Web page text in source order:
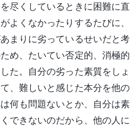
尽くしているときに困難に直
よくなかったりするたびに、
まりに劣っているせいだと考
め、たいてい否定的、消極的
た。自分の劣った素質をしょ
、難しいと感じた本分を他の
何も問題ないとか、自分は素
できないのだから、他の人に